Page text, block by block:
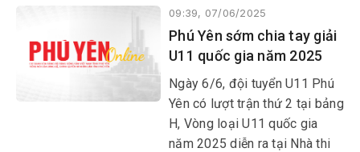
chống đuối nước năm 2025.
Thông qua chương trình, các
ngành, địa phương, đoàn thể
và từng cá nhân sẽ cùng
chung tay lan tỏa phong trào
tập bơi, tạo môi trường an
toàn cho trẻ em, góp phần
09:39, 07/06/2025
Phú Yên sớm chia tay giải
U11 quốc gia năm 2025
Ngày 6/6, đội tuyển U11 Phú
Yên có lượt trận thứ 2 tại bảng
H, Vòng loại U11 quốc gia
năm 2025 diễn ra tại Nhà thi